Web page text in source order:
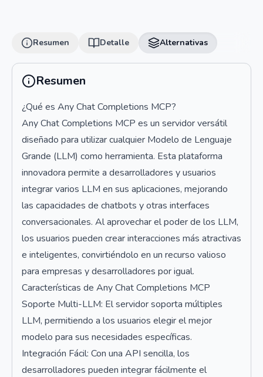
Resumen Detalle Alternativas
Resumen
¿Qué es Any Chat Completions MCP?
Any Chat Completions MCP es un servidor versátil
diseñado para utilizar cualquier Modelo de Lenguaje
Grande (LLM) como herramienta. Esta plataforma
innovadora permite a desarrolladores y usuarios
integrar varios LLM en sus aplicaciones, mejorando
las capacidades de chatbots y otras interfaces
conversacionales. Al aprovechar el poder de los LLM,
los usuarios pueden crear interacciones más atractivas
e inteligentes, convirtiéndolo en un recurso valioso
para empresas y desarrolladores por igual.
Características de Any Chat Completions MCP
Soporte Multi-LLM: El servidor soporta múltiples
LLM, permitiendo a los usuarios elegir el mejor
modelo para sus necesidades específicas.
Integración Fácil: Con una API sencilla, los
desarrolladores pueden integrar fácilmente el